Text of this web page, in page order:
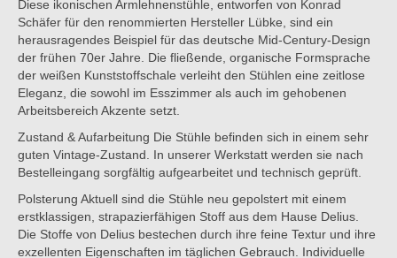
Diese ikonischen Armlehnenstühle, entworfen von Konrad
Schäfer für den renommierten Hersteller Lübke, sind ein
herausragendes Beispiel für das deutsche Mid-Century-Design
der frühen 70er Jahre. Die fließende, organische Formsprache
der weißen Kunststoffschale verleiht den Stühlen eine zeitlose
Eleganz, die sowohl im Esszimmer als auch im gehobenen
Arbeitsbereich Akzente setzt.
Zustand & Aufarbeitung Die Stühle befinden sich in einem sehr
guten Vintage-Zustand. In unserer Werkstatt werden sie nach
Bestelleingang sorgfältig aufgearbeitet und technisch geprüft.
Polsterung Aktuell sind die Stühle neu gepolstert mit einem
erstklassigen, strapazierfähigen Stoff aus dem Hause Delius.
Die Stoffe von Delius bestechen durch ihre feine Textur und ihre
exzellenten Eigenschaften im täglichen Gebrauch. Individuelle